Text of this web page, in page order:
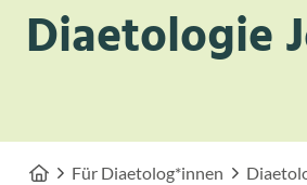
Diaetologie
Für Diaetolog*innen